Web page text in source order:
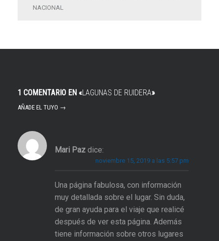
NACIONAL
1 COMENTARIO EN «LAGUNAS DE RUIDERA»
AÑADE EL TUYO →
Mari Paz dice:
noviembre 15, 2019 a las 5:57 pm
Una página fabulosa, con información
muy detallada sobre el lugar. Sin duda,
de gran ayuda para el viaje que realicé
después de ver esta página. Además
tiene información sobre otros lugares